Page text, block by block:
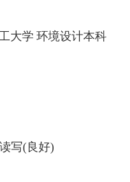
学 环境设计本科
写(良好)